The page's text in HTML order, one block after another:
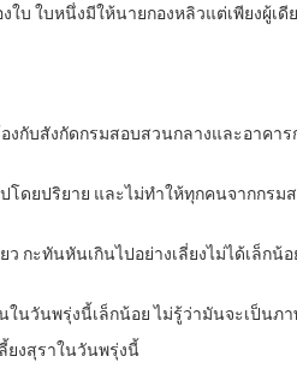
ใบ ใบหนึ่งมีให้นายกองหลิวแต่เพียงผู้
งกับสังกัดกรมสอบสวนกลางและอาค
ปโดยปริยาย และไม่ทำให้ทุกคนจากกร
ว กะทันหันเกินไปอย่างเลี่ยงไม่ได้เล็กน้อ
ในวันพรุ่งนี้เล็กน้อย ไม่รู้ว่ามันจะเป็น
ยงสุราในวันพรุ่งนี้